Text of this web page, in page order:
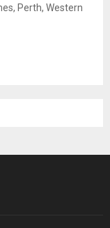
Perth, Western